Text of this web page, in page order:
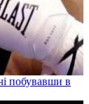
побувавши в